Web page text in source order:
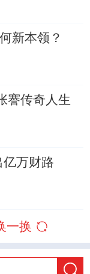
新本领？
謇传奇人生
亿万财路
一换